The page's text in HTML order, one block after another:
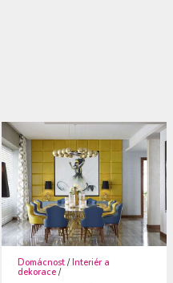
Domácnost /Interiér a
dekorace /